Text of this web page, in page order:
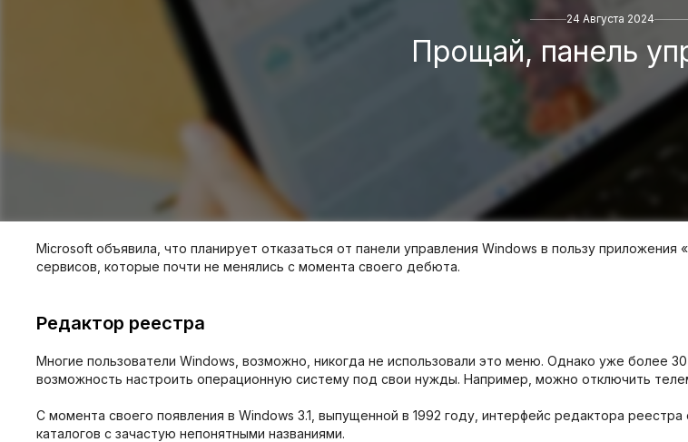
24 Августа 2024
Прощай, панель
Microsoft объявила, что планирует отказаться от панели управления Windows в пользу
сервисов, которые почти не менялись с момента своего дебюта.
Редактор реестра
Многие пользователи Windows, возможно, никогда не использовали это меню. Однако уже более
возможность настроить операционную систему под свои нужды. Например, можно отключить
С момента своего появления в Windows 3.1, выпущенной в 1992 году, интерфейс редактора
каталогов с зачастую непонятными названиями.